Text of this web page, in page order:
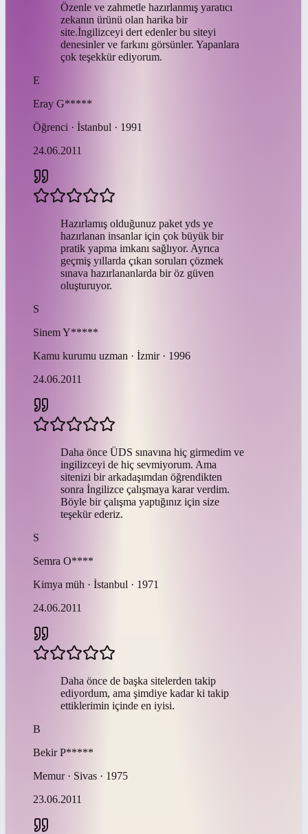
Özenle ve zahmetle hazırlanmış yaratıcı
zekanın ürünü olan harika bir
site.İngilizceyi dert edenler bu siteyi
denesinler ve farkını görsünler. Yapanlara
çok teşekkür ediyorum.
E
Eray G*****
Öğrenci · İstanbul · 1991
24.06.2011
Hazırlamış olduğunuz paket yds ye
hazırlanan insanlar için çok büyük bir
pratik yapma imkanı sağlıyor. Ayrıca
geçmiş yıllarda çıkan soruları çözmek
sınava hazırlananlarda bir öz güven
oluşturuyor.
S
SinemY*****
Kamu kurumu uzman · İzmir · 1996
24.06.2011
Daha önce ÜDS sınavına hiç girmedim ve
ingilizceyi de hiç sevmiyorum. Ama
sitenizi bir arkadaşımdan öğrendikten
sonra İngilizce çalışmaya karar verdim.
Böyle bir çalışma yaptığınız için size
teşekür ederiz.
S
Semra O****
Kimya müh · İstanbul · 1971
24.06.2011
Daha önce de başka sitelerden takip
ediyordum, ama şimdiye kadar ki takip
ettiklerimin içinde en iyisi.
B
Bekir P*****
Memur · Sivas · 1975
23.06.2011